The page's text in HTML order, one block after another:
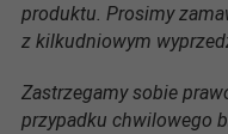
produktu. Prosimy
z kilkudniowym
Zastrzegamy sobie
przypadku chwilowego